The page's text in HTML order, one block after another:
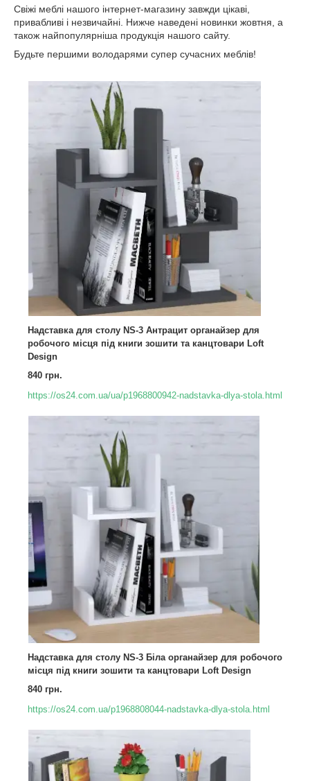
Свіжі меблі нашого інтернет-магазину завжди цікаві,
привабливі і незвичайні. Нижче наведені новинки жовтня, а
також найпопулярніша продукція нашого сайту.
Будьте першими володарями супер сучасних меблів!
Надставка для столу NS-3 Антрацит органайзер для
робочого місця під книги зошити та канцтовари Loft
Design
840 грн.
https://os24.com.ua/ua/p1968800942-nadstavka-dlya-stola.html
Надставка для столу NS-3 Біла органайзер для робочого
місця під книги зошити та канцтовари Loft Design
840 грн.
https://os24.com.ua/p1968808044-nadstavka-dlya-stola.html